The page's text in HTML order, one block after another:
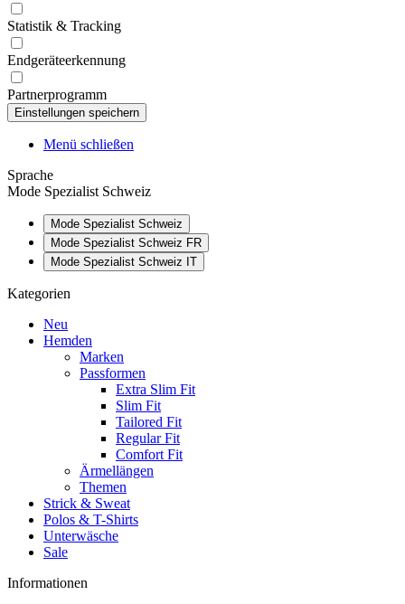
Statistik & Tracking
Endgeräteerkennung
Partnerprogramm
Menü schließen
Sprache
Mode Spezialist Schweiz
Mode Spezialist Schweiz
Mode Spezialist Schweiz FR
Mode Spezialist Schweiz IT
Kategorien
Neu
Hemden
Marken
Passformen
Extra Slim Fit
Slim Fit
Tailored Fit
Regular Fit
Comfort Fit
Ärmellängen
Themen
Strick & Sweat
Polos & T-Shirts
Unterwäsche
Sale
Informationen